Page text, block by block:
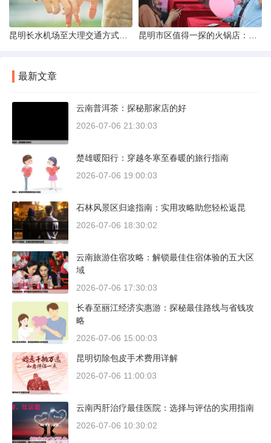
最新文章
云南普洱茶：探秘那家店的好
2026-07-06 21:30:03
楚雄暖阳行：穿越冬寒至春暖的旅行指南
2026-07-06 19:00:03
石林风景区归途指南：实用攻略助您轻松返昆
2026-07-06 18:30:02
云南旅游住宿攻略：解锁最佳住宿体验的五大区
域
2026-07-06 17:30:03
长春至丽江经济实惠游：探秘最佳路线与省钱攻
略
2026-07-06 15:00:03
昆明切除包皮手术费用详解
2026-07-06 11:00:03
云南丙肝治疗最佳医院：选择与评估的实用指南
2026-07-06 10:30:02